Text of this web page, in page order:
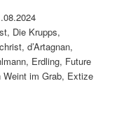
Die Krupps,
d’Artagnan,
Erdling, Future
Weint im Grab, Extize